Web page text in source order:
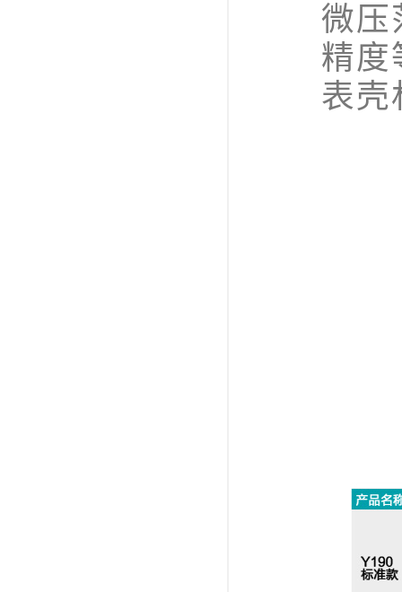
微压范
精度等
表壳材